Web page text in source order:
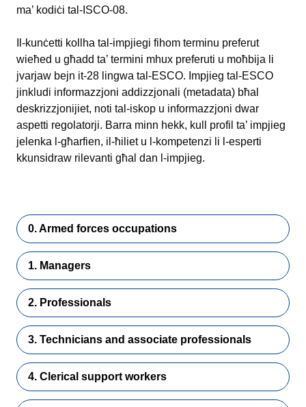
ma’ kodiċi tal-ISCO-08.
Il-kunċetti kollha tal-impjiegi fihom terminu preferut
wieħed u għadd ta’ termini mhux preferuti u moħbija li
jvarjaw bejn it-28 lingwa tal-ESCO. Impjieg tal-ESCO
jinkludi informazzjoni addizzjonali (metadata) bħal
deskrizzjonijiet, noti tal-iskop u informazzjoni dwar
aspetti regolatorji. Barra minn hekk, kull profil ta’ impjieg
jelenka l-għarfien, il-ħiliet u l-kompetenzi li l-esperti
kkunsidraw rilevanti għal dan l-impjieg.
0. Armed forces occupations
1. Managers
2. Professionals
3. Technicians and associate professionals
4. Clerical support workers